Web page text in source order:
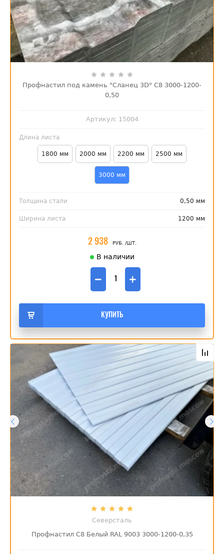
Профнастил под камень "Сланец 3D" С8 3000-1200-
0,50
Артикул: 15004
Длина листа
1800 мм 2000 мм 2200 мм 2500 мм
3000 мм
Толщина стали 0,50 мм
Ширина листа 1200 мм
2 938 РУБ. /ШТ.
В наличии
− +
КУПИТЬ
Северсталь
Профнастил С8 Белый RAL 9003 3000-1200-0,35